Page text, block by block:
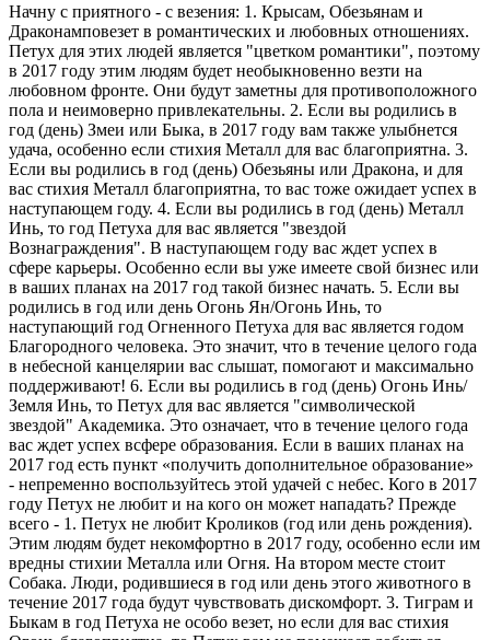
Начну с приятного - с везения: 1. Крысам, Обезьянам и
Драконамповезет в романтических и любовных отношениях.
Петух для этих людей является "цветком романтики", поэтому
в 2017 году этим людям будет необыкновенно везти на
любовном фронте. Они будут заметны для противоположного
пола и неимоверно привлекательны. 2. Если вы родились в
год (день) Змеи или Быка, в 2017 году вам также улыбнется
удача, особенно если стихия Металл для вас благоприятна. 3.
Если вы родились в год (день) Обезьяны или Дракона, и для
вас стихия Металл благоприятна, то вас тоже ожидает успех в
наступающем году. 4. Если вы родились в год (день) Металл
Инь, то год Петуха для вас является "звездой
Вознаграждения". В наступающем году вас ждет успех в
сфере карьеры. Особенно если вы уже имеете свой бизнес или
в ваших планах на 2017 год такой бизнес начать. 5. Если вы
родились в год или день Огонь Ян/Огонь Инь, то
наступающий год Огненного Петуха для вас является годом
Благородного человека. Это значит, что в течение целого года
в небесной канцелярии вас слышат, помогают и максимально
поддерживают! 6. Если вы родились в год (день) Огонь Инь/
Земля Инь, то Петух для вас является "символической
звездой" Академика. Это означает, что в течение целого года
вас ждет успех всфере образования. Если в ваших планах на
2017 год есть пункт «получить дополнительное образование»
- непременно воспользуйтесь этой удачей с небес. Кого в 2017
году Петух не любит и на кого он может нападать? Прежде
всего - 1. Петух не любит Кроликов (год или день рождения).
Этим людям будет некомфортно в 2017 году, особенно если им
вредны стихии Металла или Огня. На втором месте стоит
Собака. Люди, родившиеся в год или день этого животного в
течение 2017 года будут чувствовать дискомфорт. 3. Тиграм и
Быкам в год Петуха не особо везет, но если для вас стихия